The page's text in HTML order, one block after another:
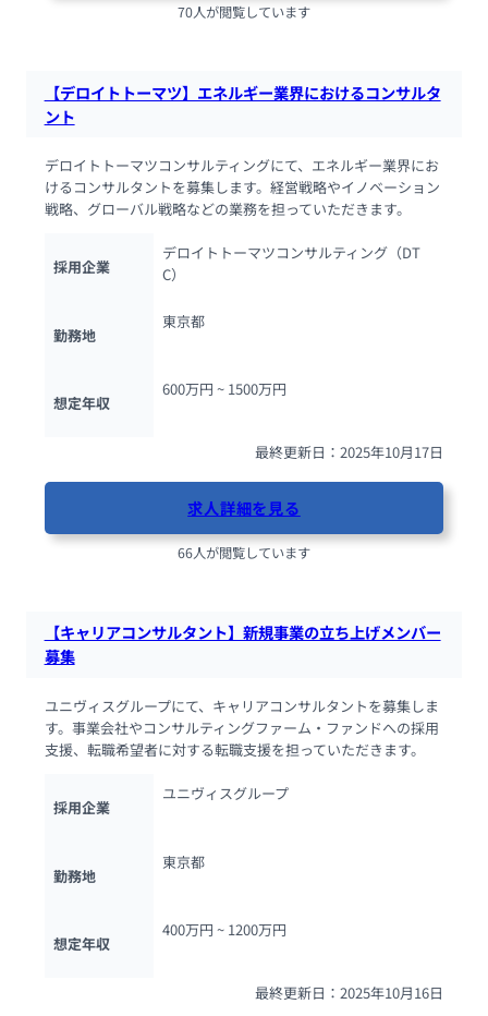
70人が閲覧しています
【デロイトトーマツ】エネルギー業界におけるコンサルタ
ント
デロイトトーマツコンサルティングにて、エネルギー業界にお
けるコンサルタントを募集します。経営戦略やイノベーション
戦略、グローバル戦略などの業務を担っていただきます。
採用企業
デロイトトーマツコンサルティング（DT
C）
勤務地
東京都
想定年収
600万円 ~ 1500万円
最終更新日：2025年10月17日
求人詳細を見る
66人が閲覧しています
【キャリアコンサルタント】新規事業の立ち上げメンバー
募集
ユニヴィスグループにて、キャリアコンサルタントを募集しま
す。事業会社やコンサルティングファーム・ファンドへの採用
支援、転職希望者に対する転職支援を担っていただきます。
採用企業
ユニヴィスグループ
勤務地
東京都
想定年収
400万円 ~ 1200万円
最終更新日：2025年10月16日